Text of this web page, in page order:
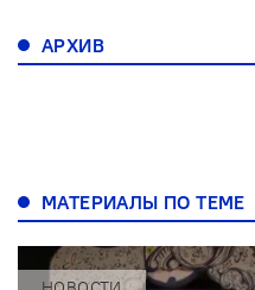
АРХИВ
МАТЕРИАЛЫ ПО ТЕМЕ